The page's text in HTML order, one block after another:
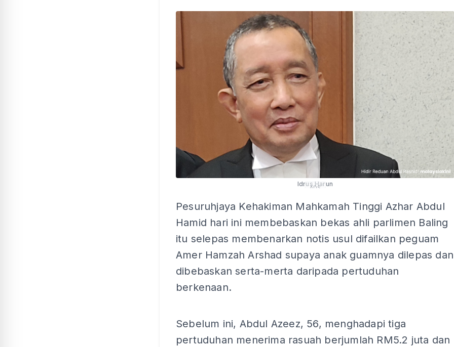
Idrus Harun
ADS
Pesuruhjaya Kehakiman Mahkamah Tinggi Azhar Abdul
Hamid hari ini membebaskan bekas ahli parlimen Baling
itu selepas membenarkan notis usul difailkan peguam
Amer Hamzah Arshad supaya anak guamnya dilepas dan
dibebaskan serta-merta daripada pertuduhan
berkenaan.
Sebelum ini, Abdul Azeez, 56, menghadapi tiga
pertuduhan menerima rasuah berjumlah RM5.2 juta dan